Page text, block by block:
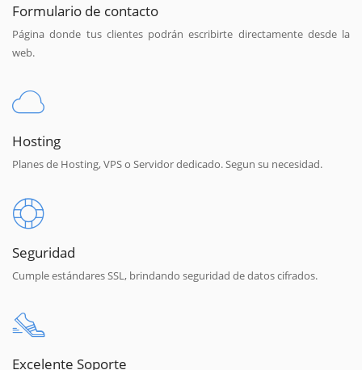
Formulario de contacto
Página donde tus clientes podrán escribirte directamente desde la
web.
Hosting
Planes de Hosting, VPS o Servidor dedicado. Segun su necesidad.
Seguridad
Cumple estándares SSL, brindando seguridad de datos cifrados.
Excelente Soporte